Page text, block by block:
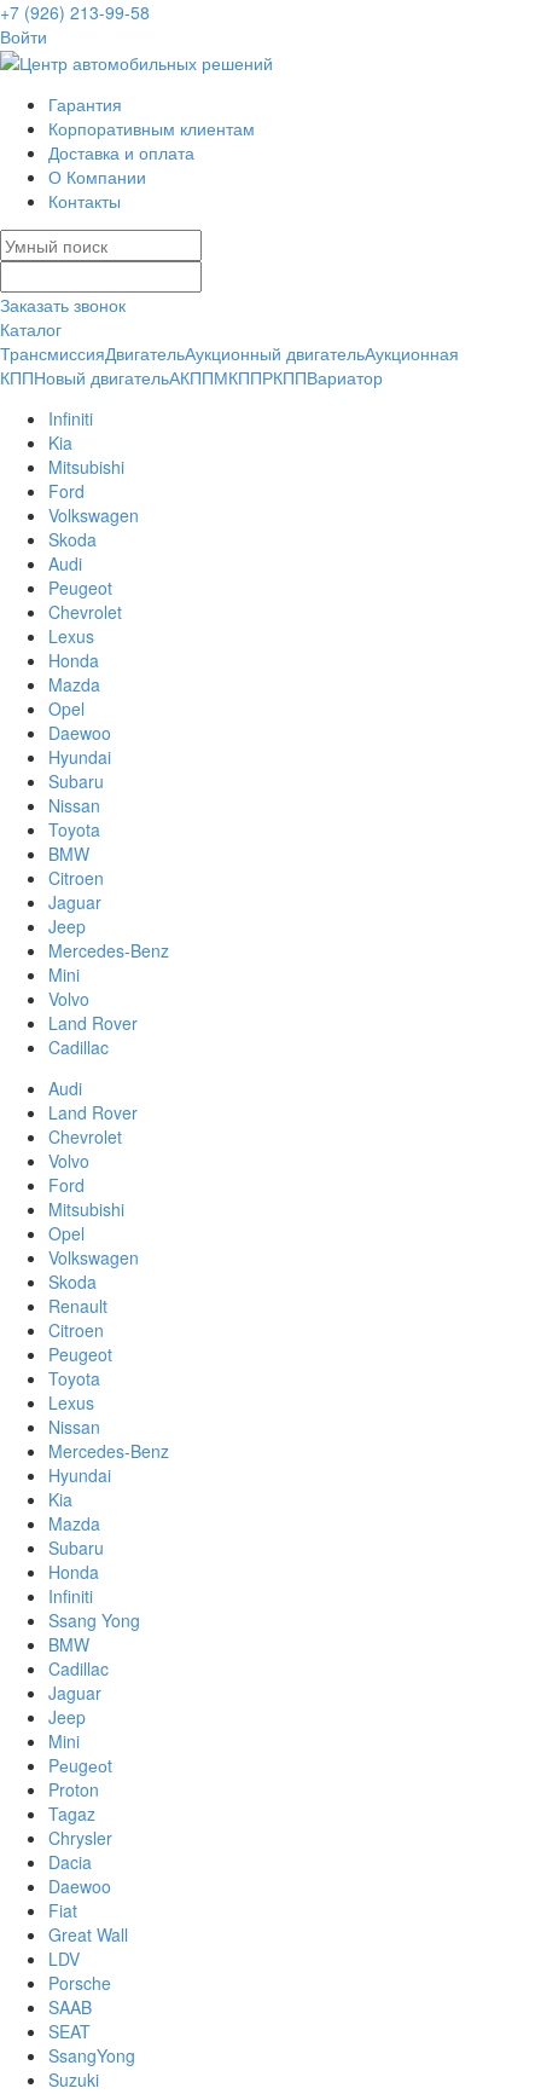
+7 (926) 213-99-58
Войти
Гарантия
Корпоративным клиентам
Доставка и оплата
О Компании
Контакты
Заказать звонок
Каталог
ТрансмиссияДвигательАукционный двигательАукционная
КППНовый двигательАКППМКППРКППВариатор
Infiniti
Kia
Mitsubishi
Ford
Volkswagen
Skoda
Audi
Peugeot
Chevrolet
Lexus
Honda
Mazda
Opel
Daewoo
Hyundai
Subaru
Nissan
Toyota
BMW
Citroen
Jaguar
Jeep
Mercedes-Benz
Mini
Volvo
Land Rover
Cadillac
Audi
Land Rover
Chevrolet
Volvo
Ford
Mitsubishi
Opel
Volkswagen
Skoda
Renault
Citroen
Peugeot
Toyota
Lexus
Nissan
Mercedes-Benz
Hyundai
Kia
Mazda
Subaru
Honda
Infiniti
Ssang Yong
BMW
Cadillac
Jaguar
Jeep
Mini
Pеugеоt
Proton
Tagaz
Chrysler
Dacia
Daewoo
Fiat
Great Wall
LDV
Porsche
SAAB
SEAT
SsangYong
Suzuki